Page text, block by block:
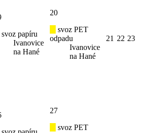
svoz papíru
Ivanovice
na Hané
20
svoz PET
odpadu
Ivanovice
na Hané
21 22 23
27
svoz PET